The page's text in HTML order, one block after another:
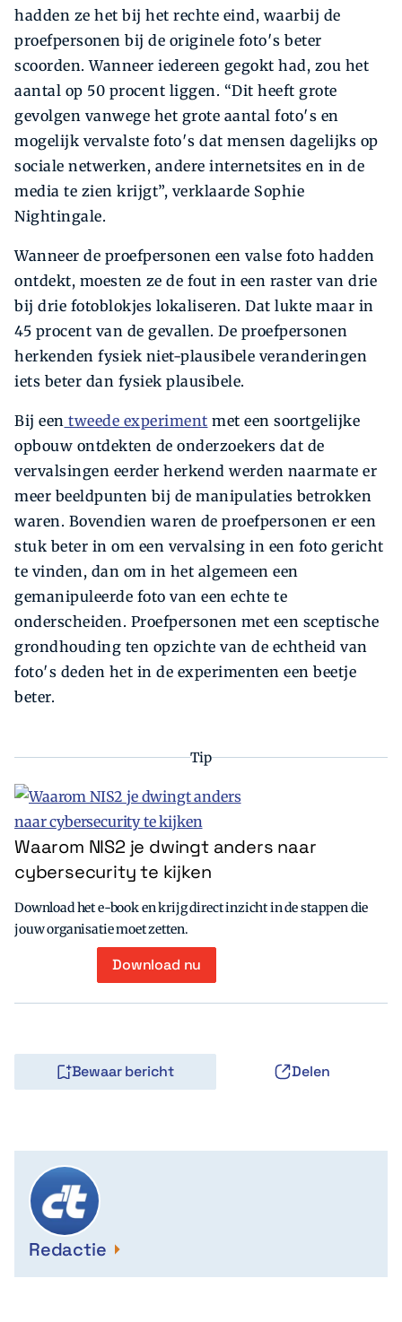
hadden ze het bij het rechte eind, waarbij de
proefpersonen bij de originele foto′s beter
scoorden. Wanneer iedereen gegokt had, zou het
aantal op 50 procent liggen. “Dit heeft grote
gevolgen vanwege het grote aantal foto′s en
mogelijk vervalste foto′s dat mensen dagelijks op
sociale netwerken, andere internetsites en in de
media te zien krijgt”, verklaarde Sophie
Nightingale.
Wanneer de proefpersonen een valse foto hadden
ontdekt, moesten ze de fout in een raster van drie
bij drie fotoblokjes lokaliseren. Dat lukte maar in
45 procent van de gevallen. De proefpersonen
herkenden fysiek niet-plausibele veranderingen
iets beter dan fysiek plausibele.
Bij een tweede experiment met een soortgelijke
opbouw ontdekten de onderzoekers dat de
vervalsingen eerder herkend werden naarmate er
meer beeldpunten bij de manipulaties betrokken
waren. Bovendien waren de proefpersonen er een
stuk beter in om een vervalsing in een foto gericht
te vinden, dan om in het algemeen een
gemanipuleerde foto van een echte te
onderscheiden. Proefpersonen met een sceptische
grondhouding ten opzichte van de echtheid van
foto′s deden het in de experimenten een beetje
beter.
Tip
Waarom NIS2 je dwingt anders naar
cybersecurity te kijken
Download het e-book en krijg direct inzicht in de stappen die
jouw organisatie moet zetten.
Download nu
Bewaar bericht Delen
Redactie